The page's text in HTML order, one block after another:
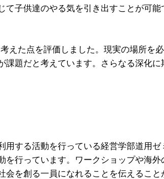
子供達のやる気を引き出すことが可能
えた点を評価しました。現実の場所を
題だと考えています。さらなる深化に
する活動を行っている経営学部道用
行っています。ワークショップや海
を創る一員になれることを伝えること